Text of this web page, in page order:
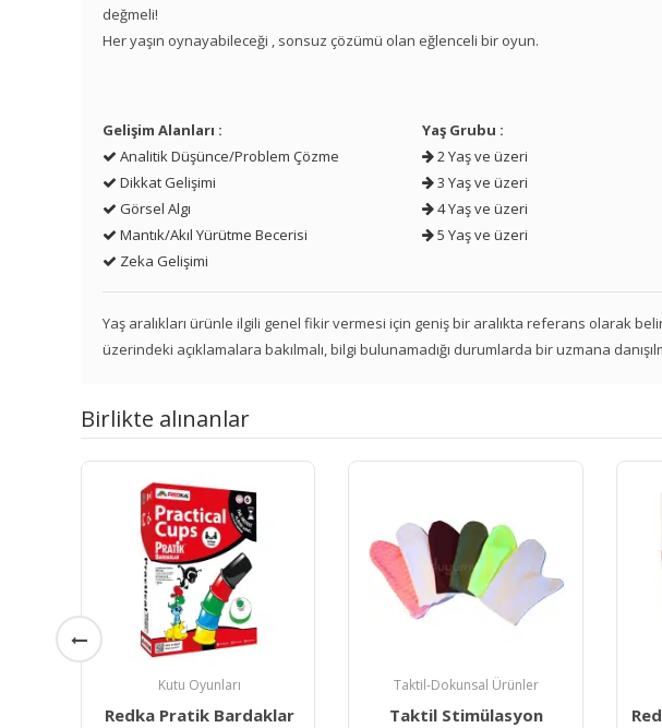
değmeli!
Her yaşın oynayabileceği , sonsuz çözümü olan eğlenceli bir oyun.
Gelişim Alanları :
Analitik Düşünce/Problem Çözme
Dikkat Gelişimi
Görsel Algı
Mantık/Akıl Yürütme Becerisi
Zeka Gelişimi
Yaş Grubu :
2 Yaş ve üzeri
3 Yaş ve üzeri
4 Yaş ve üzeri
5 Yaş ve üzeri
Yaş aralıkları ürünle ilgili genel fikir vermesi için geniş bir aralıkta referans olarak
üzerindeki açıklamalara bakılmalı, bilgi bulunamadığı durumlarda bir uzmana
Birlikte alınanlar
Taktil-Dokunsal Ürünler
Taktil Stimülasyon
Kutu Oyunları
Redka Dedektif Plus Hız -